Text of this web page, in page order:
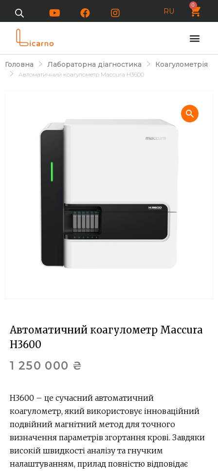
RU
0
Головна Лабораторна діагностика Коагулометрія
Автоматичний коагулометр Maccura H3600
Автоматичний коагулометр Maccura
H3600
1 250 000 ₴
H3600 – це сучасний автоматичний
коагулометр, який використовує інноваційний
подвійний магнітний метод для точного
визначення параметрів згортання крові. Завдяки
високій швидкості аналізу та гнучким
налаштуванням, прилад повністю відповідає